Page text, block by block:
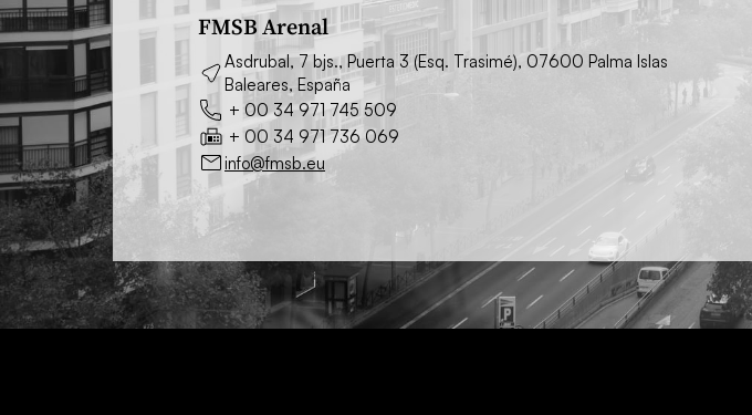
FMSB Arenal
Asdrubal, 7 bjs., Puerta 3 (Esq. Trasimé), 07600 Palma Islas
Baleares, España
+ 00 34 971 745 509
+ 00 34 971 736 069
info@fmsb.eu